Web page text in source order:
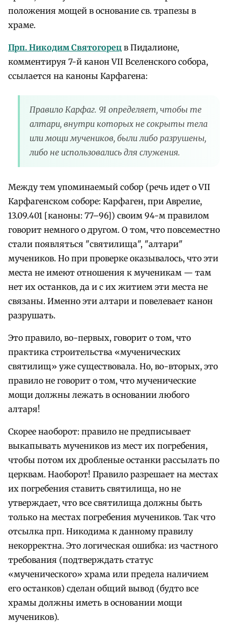
положения мощей в основание св. трапезы в
храме.
Прп. Никодим Святогорец в Пидалионе,
комментируя 7-й канон VII Вселенского собора,
ссылается на каноны Карфагена:
Правило Карфаг. 91 определяет, чтобы те
алтари, внутри которых не сокрыты тела
или мощи мучеников, были либо разрушены,
либо не использовались для служения.
Между тем упоминаемый собор (речь идет о VII
Карфагенском соборе: Карфаген, при Аврелие,
13.09.401 [каноны: 77–96]) своим 94-м правилом
говорит немного о другом. О том, что повсеместно
стали появляться "святилища", "алтари"
мучеников. Но при проверке оказывалось, что эти
места не имеют отношения к мученикам — там
нет их останков, да и с их житием эти места не
связаны. Именно эти алтари и повелевает канон
разрушать.
Это правило, во-первых, говорит о том, что
практика строительства «мученических
святилищ» уже существовала. Но, во-вторых, это
правило не говорит о том, что мученические
мощи должны лежать в основании любого
алтаря!
Скорее наоборот: правило не предписывает
выкапывать мучеников из мест их погребения,
чтобы потом их дробленые останки рассылать по
церквам. Наоборот! Правило разрешает на местах
их погребения ставить святилища, но не
утверждает, что все святилища должны быть
только на местах погребения мучеников. Так что
отсылка прп. Никодима к данному правилу
некорректна. Это логическая ошибка: из частного
требования (подтверждать статус
«мученического» храма или предела наличием
его останков) сделан общий вывод (будто все
храмы должны иметь в основании мощи
мучеников).